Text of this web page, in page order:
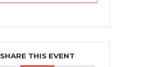
SHARE THIS EVENT